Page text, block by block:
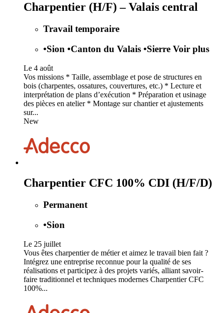
Charpentier (H/F) – Valais central
Travail temporaire
•Sion •Canton du Valais •Sierre Voir plus
Le 4 août
Vos missions * Taille, assemblage et pose de structures en
bois (charpentes, ossatures, couvertures, etc.) * Lecture et
interprétation de plans d’exécution * Préparation et usinage
des pièces en atelier * Montage sur chantier et ajustements
sur...
New
Charpentier CFC 100% CDI (H/F/D)
Permanent
•Sion
Le 25 juillet
Vous êtes charpentier de métier et aimez le travail bien fait ?
Intégrez une entreprise reconnue pour la qualité de ses
réalisations et participez à des projets variés, alliant savoir-
faire traditionnel et techniques modernes Charpentier CFC
100%...